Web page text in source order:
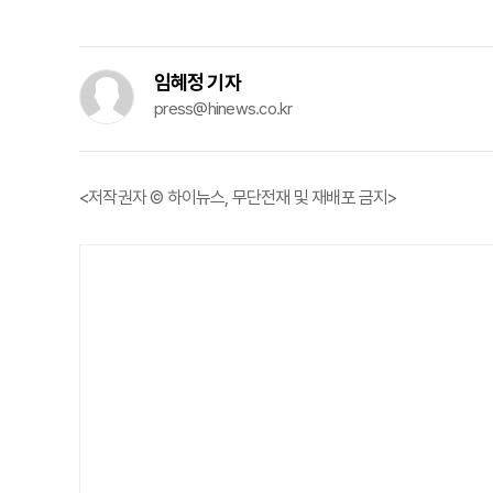
임혜정 기자
press@hinews.co.kr
<저작권자 © 하이뉴스, 무단전재 및 재배포 금지>